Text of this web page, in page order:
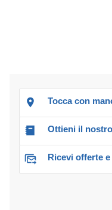
Tocca con
Ottieni il nostro
Ricevi offerte